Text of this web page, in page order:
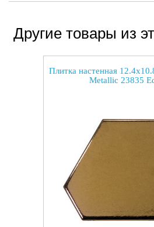
Другие товары из
Плитка настенная
Metallic 23835